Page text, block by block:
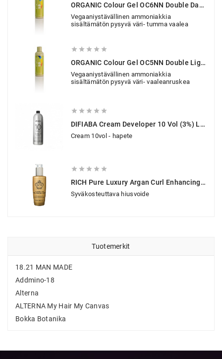
ORGANIC Colour Gel OC6NN Double Dark Blonde 150 Ml
Vegaaniystävällinen ammoniakkia
sisältämätön pysyvä väri- tumma vaalea
    
ORGANIC Colour Gel OC5NN Double Light Brown 150 Ml
Vegaaniystävällinen ammoniakkia
sisältämätön pysyvä väri- vaaleanruskea
    
DIFIABA Cream Developer 10 Vol (3%) Level 0 1000 Ml
Cream 10vol - hapete
    
RICH Pure Luxury Argan Curl Enhancing Cream 120 Ml
Syväkosteuttava hiusvoide
Tuotemerkit
18.21 MAN MADE
Addmino-18
Alterna
ALTERNA My Hair My Canvas
Bokka Botanika